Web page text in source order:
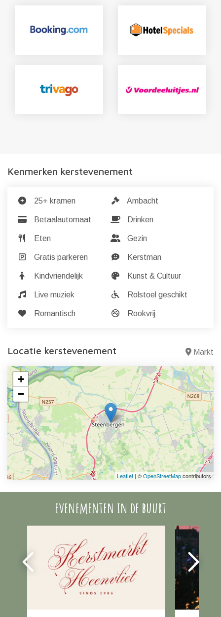
Kenmerken kerstevenement
25+ kramen Ambacht
Betaalautomaat Drinken
Eten Gezin
Gratis parkeren Kerstman
Kindvriendelijk Kunst & Cultuur
Live muziek Rolstoel geschikt
Romantisch Rookvrij
Locatie kerstevenement Markt
+
−
Leaflet | ©OpenStreetMapcontributors
evenementen in de buurt